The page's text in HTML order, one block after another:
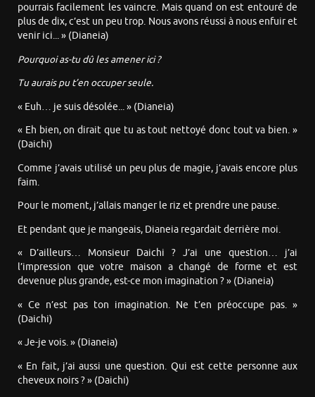
pourrais facilement les vaincre. Mais quand on est entouré de
plus de dix, c’est un peu trop. Nous avons réussi à nous enfuir et
venir ici... » (Dianeia)
Pourquoi as-tu dû les amener ici ?
Tu aurais pu t’en occuper seule.
« Euh… je suis désolée... » (Dianeia)
« Eh bien, on dirait que tu as tout nettoyé donc tout va bien. »
(Daichi)
Comme j’avais utilisé un peu plus de magie, j’avais encore plus
faim.
Pour le moment, j’allais manger le riz et prendre une pause.
Et pendant que je mangeais, Dianeia regardait derrière moi.
« D’ailleurs… Monsieur Daichi ? J’ai une question… j’ai
l’impression que votre maison a changé de forme et est
devenue plus grande, est-ce mon imagination ? » (Dianeia)
« Ce n’est pas ton imagination. Ne t’en préoccupe pas. »
(Daichi)
« Je-je vois. » (Dianeia)
« En fait, j’ai aussi une question. Qui est cette personne aux
cheveux noirs ? » (Daichi)